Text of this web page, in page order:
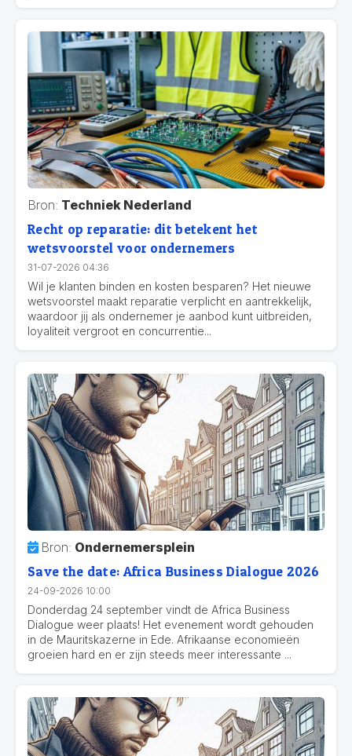
Bron: Techniek Nederland
Recht op reparatie: dit betekent het
wetsvoorstel voor ondernemers
31-07-2026 04:36
Wil je klanten binden en kosten besparen? Het nieuwe
wetsvoorstel maakt reparatie verplicht en aantrekkelijk,
waardoor jij als ondernemer je aanbod kunt uitbreiden,
loyaliteit vergroot en concurrentie...
Bron: Ondernemersplein
Save the date: Africa Business Dialogue 2026
24-09-2026 10:00
Donderdag 24 september vindt de Africa Business
Dialogue weer plaats! Het evenement wordt gehouden
in de Mauritskazerne in Ede. Afrikaanse economieën
groeien hard en er zijn steeds meer interessante ...